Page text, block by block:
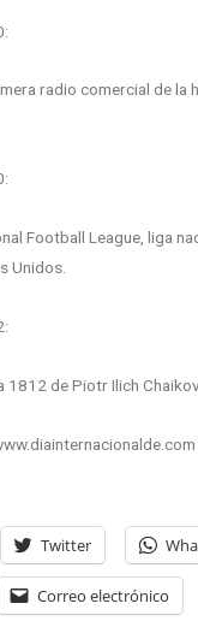
radio comercial de la
Football League, liga
Unidos.
1812 de Piotr Ilich
Twitter
Correo electrónico